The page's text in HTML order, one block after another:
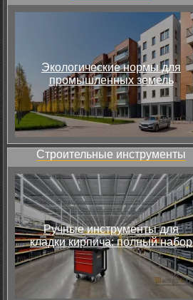
Экологические нормы для
промышленных земель
Строительные инструменты
Ручные инструменты для
кладки кирпича: полный набор